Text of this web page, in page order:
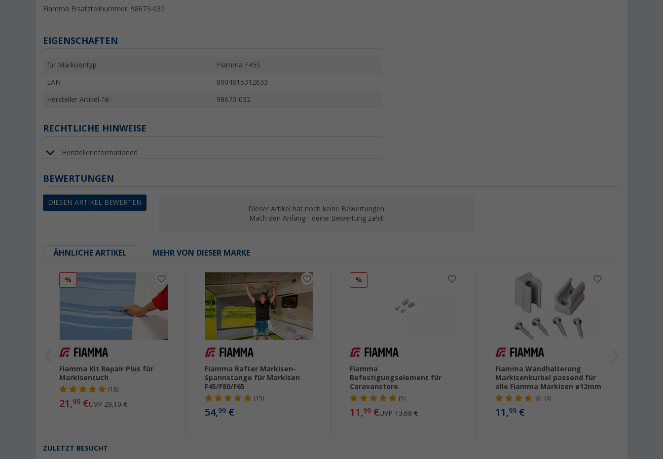
Fiamma Ersatzteilnummer: 98673-032
EIGENSCHAFTEN
für Markisentyp Fiamma F45S
EAN 8004815312633
Hersteller Artikel-Nr. 98673-032
RECHTLICHE HINWEISE
Herstellerinformationen
BEWERTUNGEN
DIESEN ARTIKEL BEWERTEN
Dieser Artikel hat noch keine Bewertungen.
Mach den Anfang - deine Bewertung zählt!
ÄHNLICHE ARTIKEL MEHR VON DIESER MARKE
%
Fiamma Kit Repair Plus für
Markisentuch
(18)
21,95 €UVP29,10 €
Fiamma Rafter Markisen-
Spannstange für Markisen
F45/F80/F65
(15)
54,99€
%
Fiamma
Befestigungselement für
Caravanstore
(5)
11,99 €UVP13,68 €
Fiamma Wandhalterung
Markisenkurbel passend für
alle Fiamma Markisen ø12mm
(4)
11,99€
ZULETZT BESUCHT